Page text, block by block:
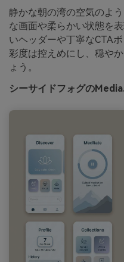
静かな朝の湾の空気のよ
な画面や柔らかい状態を
いヘッダーや丁寧なCTA
彩度は控えめにし、穏や
ょう。
シーサイドフォグの